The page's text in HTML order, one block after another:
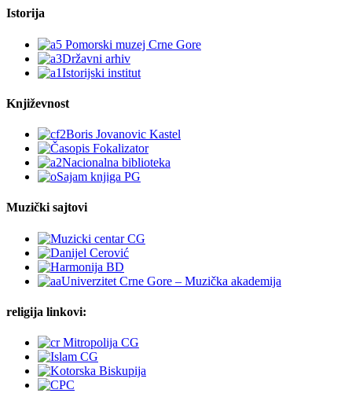
Istorija
Književnost
Muzički sajtovi
religija linkovi: